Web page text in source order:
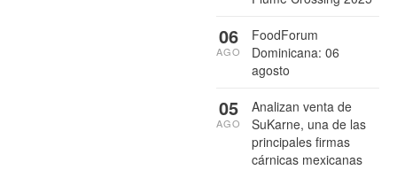
FoodForum
Dominicana: 06
agosto
06
AGO
Analizan venta de
SuKarne, una de las
principales firmas
cárnicas mexicanas
05
AGO